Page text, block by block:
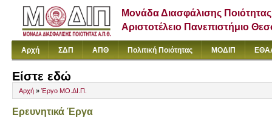
Μονάδα Διασφάλισης Ποιότητας
Αριστοτέλειο Πανεπιστήμιο
Αρχή ΣΔΠ ΑΠΘ Πολιτική Ποιότητας ΜΟΔΙΠ
Είστε εδώ
Αρχή » Έργο ΜΟ.ΔΙ.Π.
Ερευνητικά Έργα